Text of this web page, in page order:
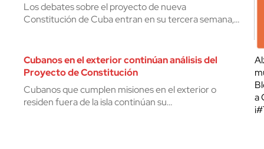
Los debates sobre el proyecto de nueva
Constitución de Cuba entran en su tercera semana,…
Cubanos en el exterior continúan análisis del
Proyecto de Constitución
Cubanos que cumplen misiones en el exterior o
residen fuera de la isla continúan su…
a